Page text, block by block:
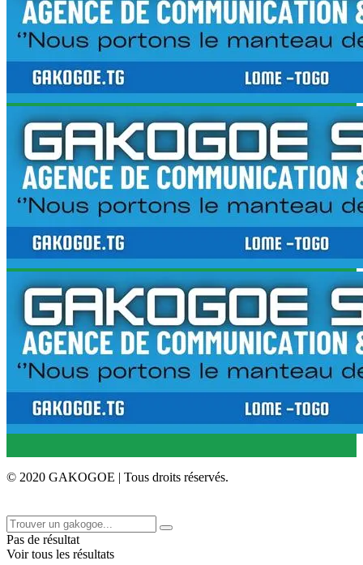
© 2020 GAKOGOE | Tous droits réservés.
Pas de résultat
Voir tous les résultats